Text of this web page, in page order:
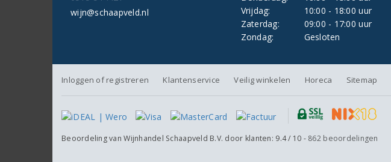
wijn@schaapveld.nl
Vrijdag:
10:00 - 18:00 uur
Zaterdag:
09:00 - 17:00 uur
Zondag:
Gesloten
Inloggen of registreren Klantenservice Veilig winkelen Horeca Sitemap
Beoordeling vanWijnhandel Schaapveld B.V. door klanten: 9.4/ 10 - 862 beoordelingen